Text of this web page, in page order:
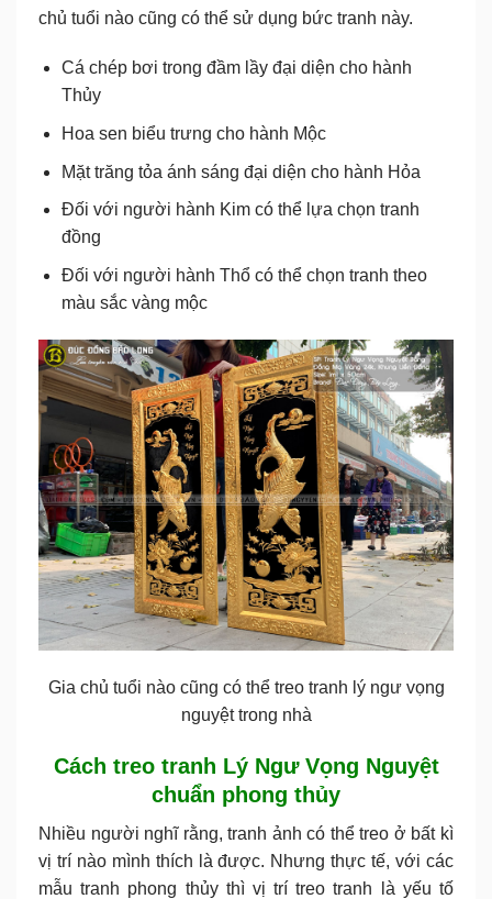
chủ tuổi nào cũng có thể sử dụng bức tranh này.
Cá chép bơi trong đầm lầy đại diện cho hành
Thủy
Hoa sen biểu trưng cho hành Mộc
Mặt trăng tỏa ánh sáng đại diện cho hành Hỏa
Đối với người hành Kim có thể lựa chọn tranh
đồng
Đối với người hành Thổ có thể chọn tranh theo
màu sắc vàng mộc
Gia chủ tuổi nào cũng có thể treo tranh lý ngư vọng
nguyệt trong nhà
Cách treo tranh Lý Ngư Vọng Nguyệt
chuẩn phong thủy
Nhiều người nghĩ rằng, tranh ảnh có thể treo ở bất kì
vị trí nào mình thích là được. Nhưng thực tế, với các
mẫu tranh phong thủy thì vị trí treo tranh là yếu tố